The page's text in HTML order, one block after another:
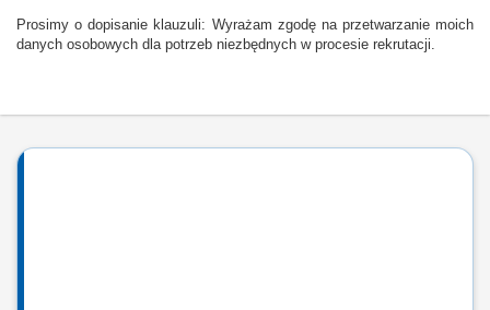
Prosimy o dopisanie klauzuli: Wyrażam zgodę na przetwarzanie moich
danych osobowych dla potrzeb niezbędnych w procesie rekrutacji.